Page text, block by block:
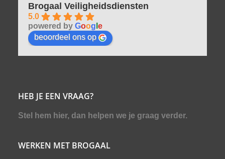
Brogaal Veiligheidsdiensten
5.0
powered by Goog e
beoordeel ons op
HEB JE EEN VRAAG?
Stel hem hier, dan helpen we je graag verder.
WERKEN MET BROGAAL